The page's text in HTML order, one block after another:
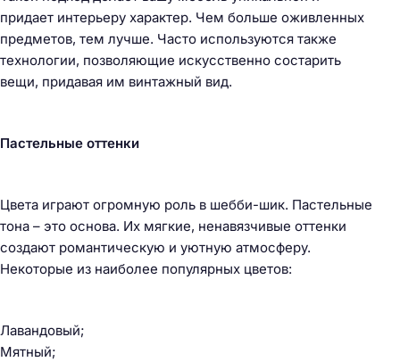
придает интерьеру характер. Чем больше оживленных
предметов, тем лучше. Часто используются также
технологии, позволяющие искусственно состарить
вещи, придавая им винтажный вид.
Пастельные оттенки
Цвета играют огромную роль в шебби-шик. Пастельные
тона – это основа. Их мягкие, ненавязчивые оттенки
создают романтическую и уютную атмосферу.
Некоторые из наиболее популярных цветов:
Лавандовый;
Мятный;